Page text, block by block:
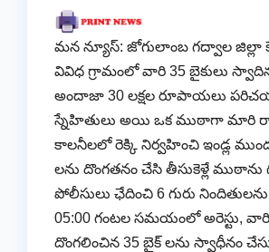
మన న్యూస్: జోగులాంబ గద్వాల జిల్లా
వివిధ గ్రామంలో వారి 35 బైకులు
అందాజా 30 లక్షల రూపాయలు
స్నేహితులు అయి ఒక ముఠాగా మారి
కాలనీలలో రెక్కి నిర్వహించి ఇండ్ల
లను దొంగతనం చేసి తీసుకెళ్లే
పోలీసులు ఛేదించి 6 గురు
05:00 గంటల సమయంలో అరెస్టు, వారి
దొంగలించిన 35 బైక్ లను స్వాధీనం